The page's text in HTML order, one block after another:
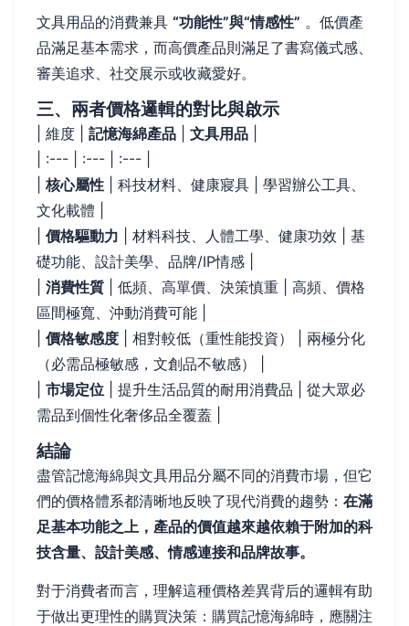
文具用品的消費兼具 “功能性”與“情感性” 。低價產
品滿足基本需求，而高價產品則滿足了書寫儀式感、
審美追求、社交展示或收藏愛好。
三、兩者價格邏輯的對比與啟示
| 維度 | 記憶海綿產品 文具用品
| :--- | :--- | :--- |
核心屬性 | 科技材料、健康寢具 | 學習辦公工具、
文化載體 |
價格驅動力 | 材料科技、人體工學、健康功效 | 基
礎功能、設計美學、品牌/IP情感 |
消費性質 | 低頻、高單價、決策慎重 | 高頻、價格
區間極寬、沖動消費可能 |
價格敏感度 | 相對較低（重性能投資） | 兩極分化
（必需品極敏感，文創品不敏感） |
市場定位 | 提升生活品質的耐用消費品 | 從大眾必
需品到個性化奢侈品全覆蓋 |
結論
盡管記憶海綿與文具用品分屬不同的消費市場，但它
們的價格體系都清晰地反映了現代消費的趨勢： 在滿
足基本功能之上，產品的價值越來越依賴于附加的科
技含量、設計美感、情感連接和品牌故事。
對于消費者而言，理解這種價格差異背后的邏輯有助
于做出更理性的購買決策：購買記憶海綿時，應關注